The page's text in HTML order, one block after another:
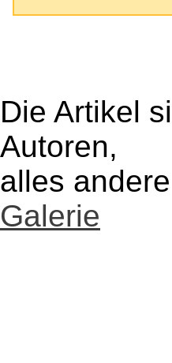
Die Artikel
Autoren,
alles
Galerie